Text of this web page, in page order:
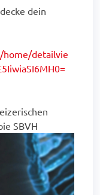
dein
detailvie
SBVH